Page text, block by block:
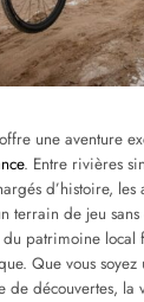
une aventure
. Entre rivières
d’histoire,
terrain de jeu
du patrimoine
Que vous
de découvertes, la